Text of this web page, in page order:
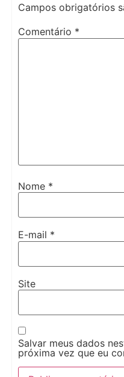
Campos obrigatórios
Comentário *
Nome *
E-mail *
Site
Salvar meus dados
próxima vez que eu